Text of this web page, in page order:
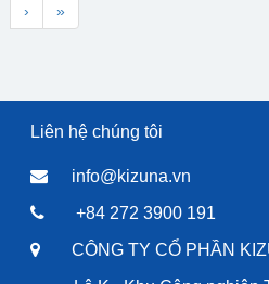
› »
Liên hệ chúng tôi
info@kizuna.vn
+84 272 3900 191
CÔNG TY CỔ PHẦN